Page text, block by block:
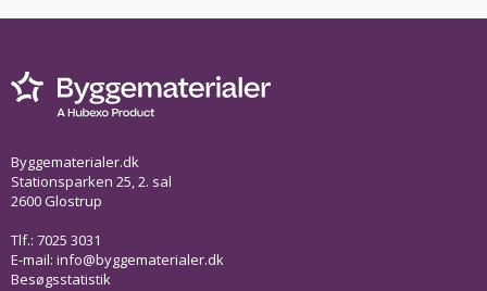
Byggematerialer.dk
Stationsparken 25, 2. sal
2600 Glostrup
Tlf.: 7025 3031
E-mail: info@byggematerialer.dk
Besøgsstatistik